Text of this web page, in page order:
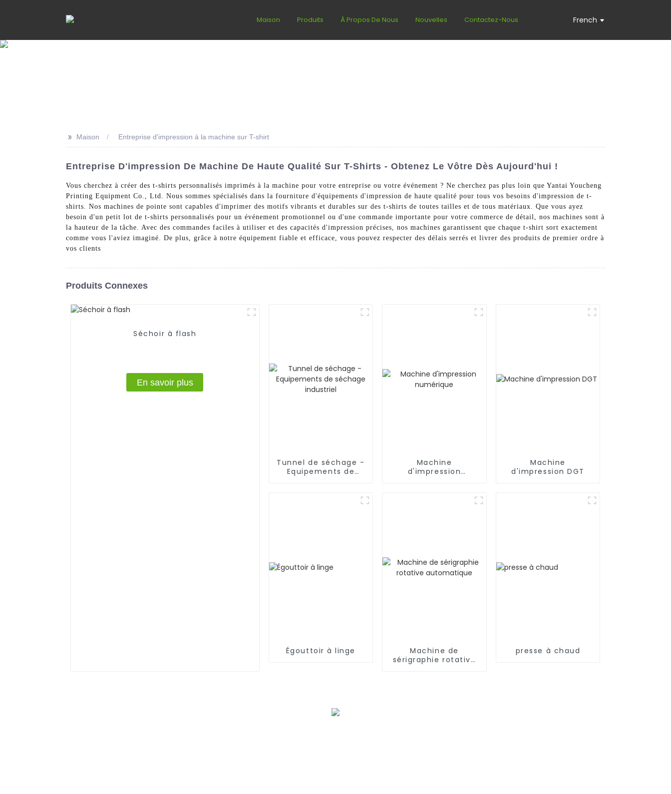
Maison Produits À Propos De Nous Nouvelles Contactez-Nous French
>> Maison Entreprise d'impression à la machine sur T-shirt
Entreprise D'impression De Machine De Haute Qualité Sur T-Shirts - Obtenez Le Vôtre Dès Aujourd'hui !
Vous cherchez à créer des t-shirts personnalisés imprimés à la machine pour votre entreprise ou votre événement ? Ne cherchez pas plus loin que Yantai Youcheng
Printing Equipment Co., Ltd. Nous sommes spécialisés dans la fourniture d'équipements d'impression de haute qualité pour tous vos besoins d'impression de t-
shirts. Nos machines de pointe sont capables d'imprimer des motifs vibrants et durables sur des t-shirts de toutes tailles et de tous matériaux. Que vous ayez
besoin d'un petit lot de t-shirts personnalisés pour un événement promotionnel ou d'une commande importante pour votre commerce de détail, nos machines sont à
la hauteur de la tâche. Avec des commandes faciles à utiliser et des capacités d'impression précises, nos machines garantissent que chaque t-shirt sort exactement
comme vous l'aviez imaginé. De plus, grâce à notre équipement fiable et efficace, vous pouvez respecter des délais serrés et livrer des produits de premier ordre à
vos clients
Produits Connexes
Séchoir à flash
En savoir plus
Tunnel de séchage -
Equipements de
Machine
d'impression
Machine
d'impression DGT
Égouttoir à linge
Machine de
sérigraphie rotative
presse à chaud